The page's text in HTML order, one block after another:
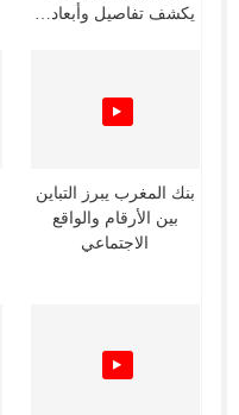
يكشف تفاصيل وأبعاد…
بنك المغرب يبرز التباين
بين الأرقام والواقع
الاجتماعي